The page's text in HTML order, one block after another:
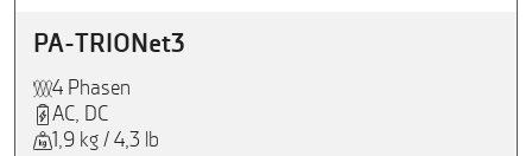
PA-TRIONet3
4 Phasen
AC, DC
1,9 kg / 4,3 lb